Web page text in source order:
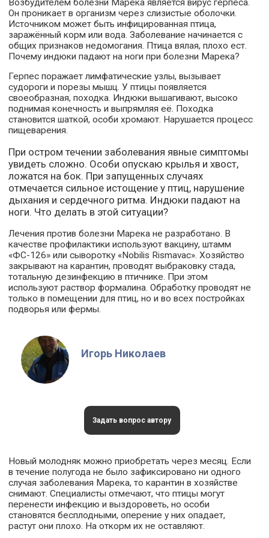
Возбудителем болезни Марека является вирус герпеса.
Он проникает в организм через слизистые оболочки.
Источником может быть инфицированная птица,
заражённый корм или вода. Заболевание начинается с
общих признаков недомогания. Птица вялая, плохо ест.
Почему индюки падают на ноги при болезни Марека?
Герпес поражает лимфатические узлы, вызывает
судороги и порезы мышц. У птицы появляется
своеобразная, походка. Индюки вышагивают, высоко
поднимая конечность и выпрямляя её. Походка
становится шаткой, особи хромают. Нарушается процесс
пищеварения.
При остром течении заболевания явные симптомы
увидеть сложно. Особи опускаю крылья и хвост,
ложатся на бок. При запущенных случаях
отмечается сильное истощение у птиц, нарушение
дыхания и сердечного ритма. Индюки падают на
ноги. Что делать в этой ситуации?
Лечения против болезни Марека не разработано. В
качестве профилактики используют вакцину, штамм
«ФС-126» или сыворотку «Nobilis Rismavac». Хозяйство
закрывают на карантин, проводят выбраковку стада,
тотальную дезинфекцию в птичнике. При этом
используют раствор формалина. Обработку проводят не
только в помещении для птиц, но и во всех постройках
подворья или фермы.
Игорь Николаев
Задать вопрос автору
Новый молодняк можно приобретать через месяц. Если
в течение полугода не было зафиксировано ни одного
случая заболевания Марека, то карантин в хозяйстве
снимают. Специалисты отмечают, что птицы могут
перенести инфекцию и выздороветь, но особи
становятся бесплодными, оперение у них опадает,
растут они плохо. На откорм их не оставляют.